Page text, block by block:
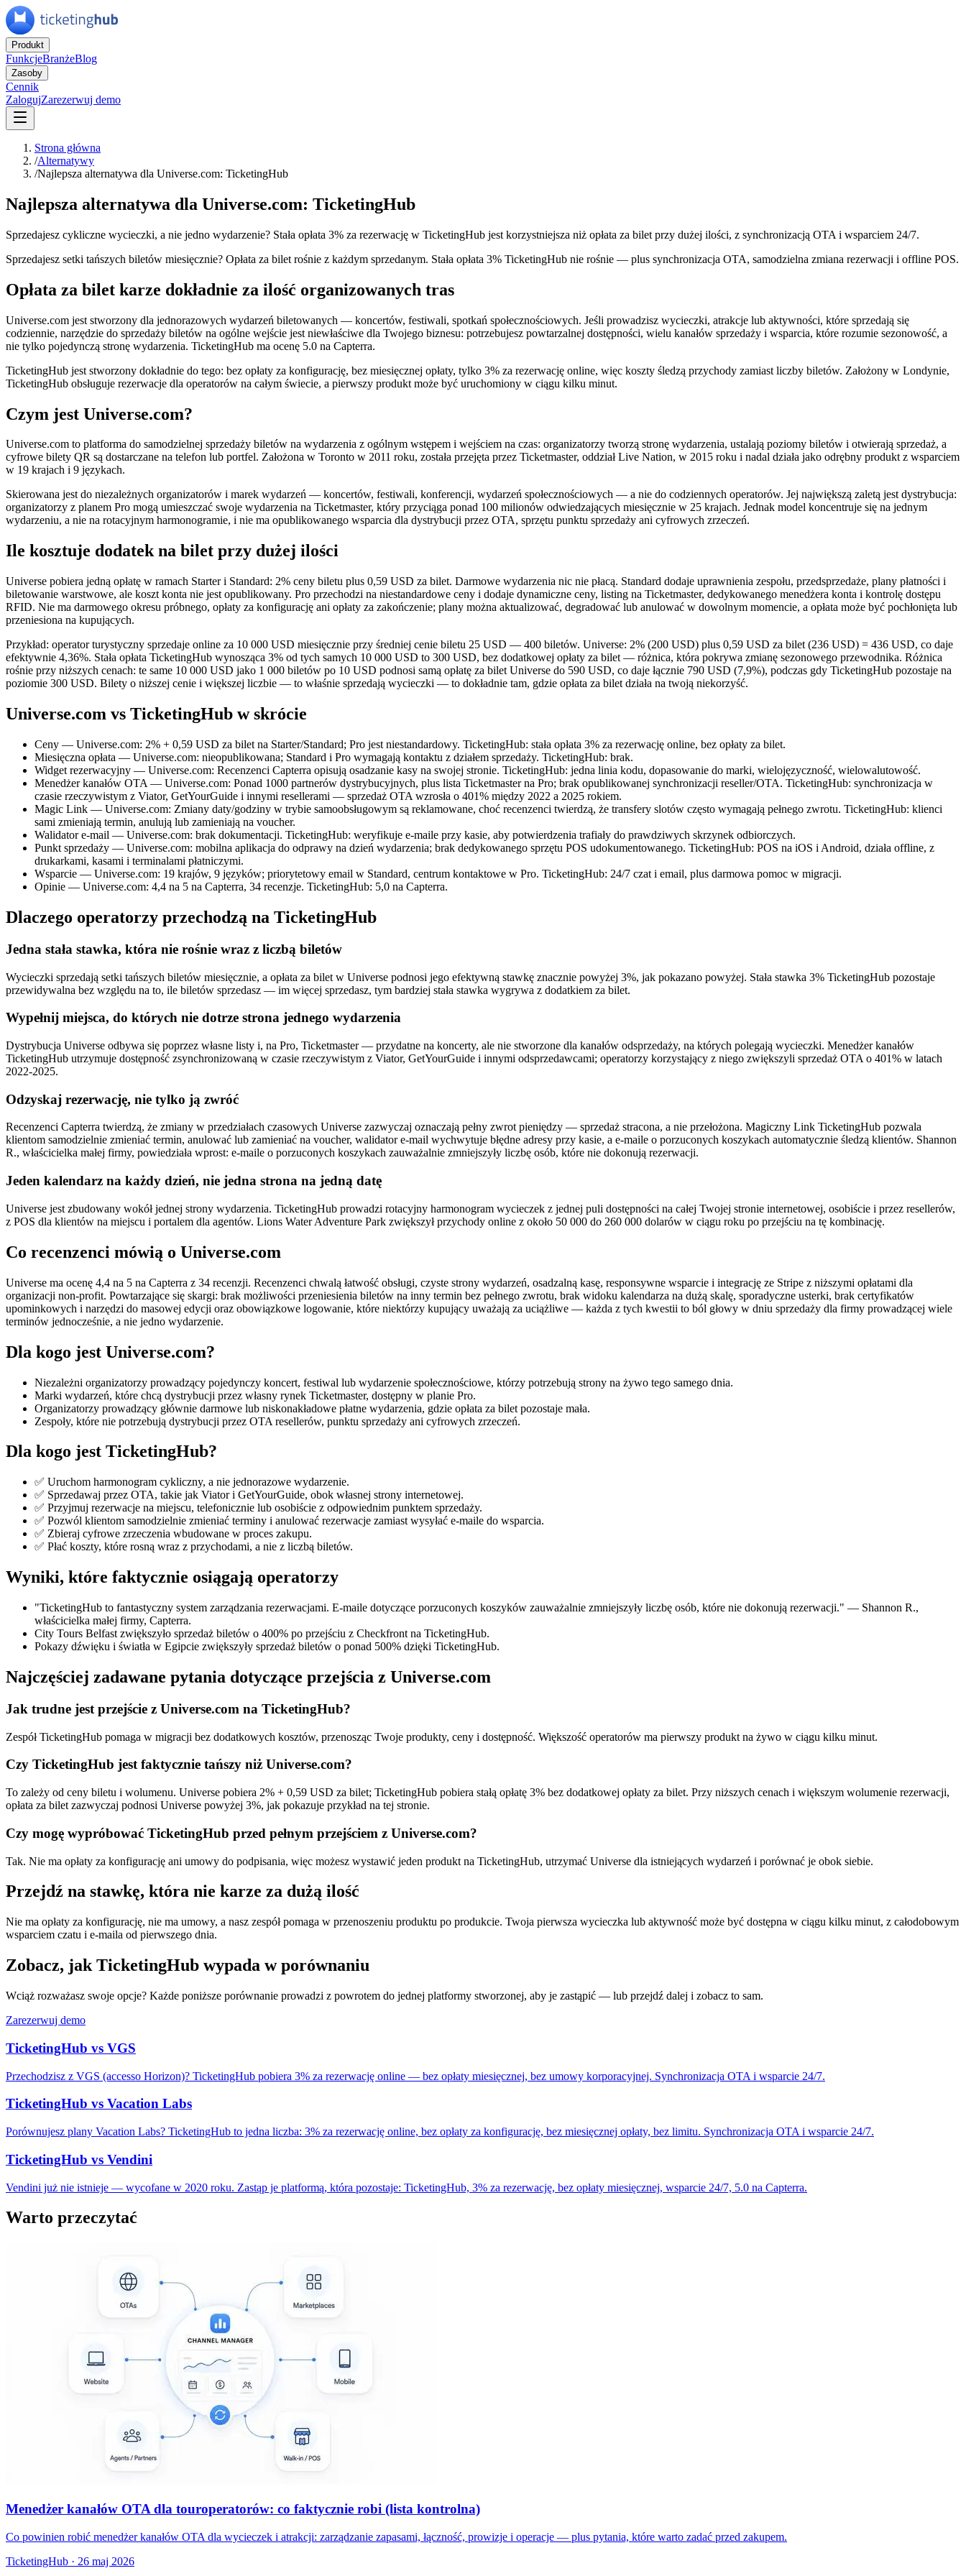
Produkt
FunkcjeBranżeBlog
Zasoby
Cennik
ZalogujZarezerwuj demo
Strona główna
/Alternatywy
/Najlepsza alternatywa dla Universe.com: TicketingHub
Najlepsza alternatywa dla Universe.com: TicketingHub
Sprzedajesz cykliczne wycieczki, a nie jedno wydarzenie? Stała opłata 3% za rezerwację w TicketingHub jest korzystniejsza niż opłata za bilet przy dużej ilości, z synchronizacją OTA i wsparciem 24/7.
Sprzedajesz setki tańszych biletów miesięcznie? Opłata za bilet rośnie z każdym sprzedanym. Stała opłata 3% TicketingHub nie rośnie — plus synchronizacja OTA, samodzielna zmiana rezerwacji i offline POS.
Opłata za bilet karze dokładnie za ilość organizowanych tras
Universe.com jest stworzony dla jednorazowych wydarzeń biletowanych — koncertów, festiwali, spotkań społecznościowych. Jeśli prowadzisz wycieczki, atrakcje lub aktywności, które sprzedają się
codziennie, narzędzie do sprzedaży biletów na ogólne wejście jest niewłaściwe dla Twojego biznesu: potrzebujesz powtarzalnej dostępności, wielu kanałów sprzedaży i wsparcia, które rozumie sezonowość, a
nie tylko pojedynczą stronę wydarzenia. TicketingHub ma ocenę 5.0 na Capterra.
TicketingHub jest stworzony dokładnie do tego: bez opłaty za konfigurację, bez miesięcznej opłaty, tylko 3% za rezerwację online, więc koszty śledzą przychody zamiast liczby biletów. Założony w Londynie,
TicketingHub obsługuje rezerwacje dla operatorów na całym świecie, a pierwszy produkt może być uruchomiony w ciągu kilku minut.
Czym jest Universe.com?
Universe.com to platforma do samodzielnej sprzedaży biletów na wydarzenia z ogólnym wstępem i wejściem na czas: organizatorzy tworzą stronę wydarzenia, ustalają poziomy biletów i otwierają sprzedaż, a
cyfrowe bilety QR są dostarczane na telefon lub portfel. Założona w Toronto w 2011 roku, została przejęta przez Ticketmaster, oddział Live Nation, w 2015 roku i nadal działa jako odrębny produkt z wsparciem
w 19 krajach i 9 językach.
Skierowana jest do niezależnych organizatorów i marek wydarzeń — koncertów, festiwali, konferencji, wydarzeń społecznościowych — a nie do codziennych operatorów. Jej największą zaletą jest dystrybucja:
organizatorzy z planem Pro mogą umieszczać swoje wydarzenia na Ticketmaster, który przyciąga ponad 100 milionów odwiedzających miesięcznie w 25 krajach. Jednak model koncentruje się na jednym
wydarzeniu, a nie na rotacyjnym harmonogramie, i nie ma opublikowanego wsparcia dla dystrybucji przez OTA, sprzętu punktu sprzedaży ani cyfrowych zrzeczeń.
Ile kosztuje dodatek na bilet przy dużej ilości
Universe pobiera jedną opłatę w ramach Starter i Standard: 2% ceny biletu plus 0,59 USD za bilet. Darmowe wydarzenia nic nie płacą. Standard dodaje uprawnienia zespołu, przedsprzedaże, plany płatności i
biletowanie warstwowe, ale koszt konta nie jest opublikowany. Pro przechodzi na niestandardowe ceny i dodaje dynamiczne ceny, listing na Ticketmaster, dedykowanego menedżera konta i kontrolę dostępu
RFID. Nie ma darmowego okresu próbnego, opłaty za konfigurację ani opłaty za zakończenie; plany można aktualizować, degradować lub anulować w dowolnym momencie, a opłata może być pochłonięta lub
przeniesiona na kupujących.
Przykład: operator turystyczny sprzedaje online za 10 000 USD miesięcznie przy średniej cenie biletu 25 USD — 400 biletów. Universe: 2% (200 USD) plus 0,59 USD za bilet (236 USD) = 436 USD, co daje
efektywnie 4,36%. Stała opłata TicketingHub wynosząca 3% od tych samych 10 000 USD to 300 USD, bez dodatkowej opłaty za bilet — różnica, która pokrywa zmianę sezonowego przewodnika. Różnica
rośnie przy niższych cenach: te same 10 000 USD jako 1 000 biletów po 10 USD podnosi samą opłatę za bilet Universe do 590 USD, co daje łącznie 790 USD (7,9%), podczas gdy TicketingHub pozostaje na
poziomie 300 USD. Bilety o niższej cenie i większej liczbie — to właśnie sprzedają wycieczki — to dokładnie tam, gdzie opłata za bilet działa na twoją niekorzyść.
Universe.com vs TicketingHub w skrócie
Ceny — Universe.com: 2% + 0,59 USD za bilet na Starter/Standard; Pro jest niestandardowy. TicketingHub: stała opłata 3% za rezerwację online, bez opłaty za bilet.
Miesięczna opłata — Universe.com: nieopublikowana; Standard i Pro wymagają kontaktu z działem sprzedaży. TicketingHub: brak.
Widget rezerwacyjny — Universe.com: Recenzenci Capterra opisują osadzanie kasy na swojej stronie. TicketingHub: jedna linia kodu, dopasowanie do marki, wielojęzyczność, wielowalutowość.
Menedżer kanałów OTA — Universe.com: Ponad 1000 partnerów dystrybucyjnych, plus lista Ticketmaster na Pro; brak opublikowanej synchronizacji reseller/OTA. TicketingHub: synchronizacja w
czasie rzeczywistym z Viator, GetYourGuide i innymi resellerami — sprzedaż OTA wzrosła o 401% między 2022 a 2025 rokiem.
Magic Link — Universe.com: Zmiany daty/godziny w trybie samoobsługowym są reklamowane, choć recenzenci twierdzą, że transfery slotów często wymagają pełnego zwrotu. TicketingHub: klienci
sami zmieniają termin, anulują lub zamieniają na voucher.
Walidator e-mail — Universe.com: brak dokumentacji. TicketingHub: weryfikuje e-maile przy kasie, aby potwierdzenia trafiały do prawdziwych skrzynek odbiorczych.
Punkt sprzedaży — Universe.com: mobilna aplikacja do odprawy na dzień wydarzenia; brak dedykowanego sprzętu POS udokumentowanego. TicketingHub: POS na iOS i Android, działa offline, z
drukarkami, kasami i terminalami płatniczymi.
Wsparcie — Universe.com: 19 krajów, 9 języków; priorytetowy email w Standard, centrum kontaktowe w Pro. TicketingHub: 24/7 czat i email, plus darmowa pomoc w migracji.
Opinie — Universe.com: 4,4 na 5 na Capterra, 34 recenzje. TicketingHub: 5,0 na Capterra.
Dlaczego operatorzy przechodzą na TicketingHub
Jedna stała stawka, która nie rośnie wraz z liczbą biletów
Wycieczki sprzedają setki tańszych biletów miesięcznie, a opłata za bilet w Universe podnosi jego efektywną stawkę znacznie powyżej 3%, jak pokazano powyżej. Stała stawka 3% TicketingHub pozostaje
przewidywalna bez względu na to, ile biletów sprzedasz — im więcej sprzedasz, tym bardziej stała stawka wygrywa z dodatkiem za bilet.
Wypełnij miejsca, do których nie dotrze strona jednego wydarzenia
Dystrybucja Universe odbywa się poprzez własne listy i, na Pro, Ticketmaster — przydatne na koncerty, ale nie stworzone dla kanałów odsprzedaży, na których polegają wycieczki. Menedżer kanałów
TicketingHub utrzymuje dostępność zsynchronizowaną w czasie rzeczywistym z Viator, GetYourGuide i innymi odsprzedawcami; operatorzy korzystający z niego zwiększyli sprzedaż OTA o 401% w latach
2022-2025.
Odzyskaj rezerwację, nie tylko ją zwróć
Recenzenci Capterra twierdzą, że zmiany w przedziałach czasowych Universe zazwyczaj oznaczają pełny zwrot pieniędzy — sprzedaż stracona, a nie przełożona. Magiczny Link TicketingHub pozwala
klientom samodzielnie zmieniać termin, anulować lub zamieniać na voucher, walidator e-mail wychwytuje błędne adresy przy kasie, a e-maile o porzuconych koszykach automatycznie śledzą klientów. Shannon
R., właścicielka małej firmy, powiedziała wprost: e-maile o porzuconych koszykach zauważalnie zmniejszyły liczbę osób, które nie dokonują rezerwacji.
Jeden kalendarz na każdy dzień, nie jedna strona na jedną datę
Universe jest zbudowany wokół jednej strony wydarzenia. TicketingHub prowadzi rotacyjny harmonogram wycieczek z jednej puli dostępności na całej Twojej stronie internetowej, osobiście i przez resellerów,
z POS dla klientów na miejscu i portalem dla agentów. Lions Water Adventure Park zwiększył przychody online z około 50 000 do 260 000 dolarów w ciągu roku po przejściu na tę kombinację.
Co recenzenci mówią o Universe.com
Universe ma ocenę 4,4 na 5 na Capterra z 34 recenzji. Recenzenci chwalą łatwość obsługi, czyste strony wydarzeń, osadzalną kasę, responsywne wsparcie i integrację ze Stripe z niższymi opłatami dla
organizacji non-profit. Powtarzające się skargi: brak możliwości przeniesienia biletów na inny termin bez pełnego zwrotu, brak widoku kalendarza na dużą skalę, sporadyczne usterki, brak certyfikatów
upominkowych i narzędzi do masowej edycji oraz obowiązkowe logowanie, które niektórzy kupujący uważają za uciążliwe — każda z tych kwestii to ból głowy w dniu sprzedaży dla firmy prowadzącej wiele
terminów jednocześnie, a nie jedno wydarzenie.
Dla kogo jest Universe.com?
Niezależni organizatorzy prowadzący pojedynczy koncert, festiwal lub wydarzenie społecznościowe, którzy potrzebują strony na żywo tego samego dnia.
Marki wydarzeń, które chcą dystrybucji przez własny rynek Ticketmaster, dostępny w planie Pro.
Organizatorzy prowadzący głównie darmowe lub niskonakładowe płatne wydarzenia, gdzie opłata za bilet pozostaje mała.
Zespoły, które nie potrzebują dystrybucji przez OTA resellerów, punktu sprzedaży ani cyfrowych zrzeczeń.
Dla kogo jest TicketingHub?
✅ Uruchom harmonogram cykliczny, a nie jednorazowe wydarzenie.
✅ Sprzedawaj przez OTA, takie jak Viator i GetYourGuide, obok własnej strony internetowej.
✅ Przyjmuj rezerwacje na miejscu, telefonicznie lub osobiście z odpowiednim punktem sprzedaży.
✅ Pozwól klientom samodzielnie zmieniać terminy i anulować rezerwacje zamiast wysyłać e-maile do wsparcia.
✅ Zbieraj cyfrowe zrzeczenia wbudowane w proces zakupu.
✅ Płać koszty, które rosną wraz z przychodami, a nie z liczbą biletów.
Wyniki, które faktycznie osiągają operatorzy
"TicketingHub to fantastyczny system zarządzania rezerwacjami. E-maile dotyczące porzuconych koszyków zauważalnie zmniejszyły liczbę osób, które nie dokonują rezerwacji." — Shannon R.,
właścicielka małej firmy, Capterra.
City Tours Belfast zwiększyło sprzedaż biletów o 400% po przejściu z Checkfront na TicketingHub.
Pokazy dźwięku i światła w Egipcie zwiększyły sprzedaż biletów o ponad 500% dzięki TicketingHub.
Najczęściej zadawane pytania dotyczące przejścia z Universe.com
Jak trudne jest przejście z Universe.com na TicketingHub?
Zespół TicketingHub pomaga w migracji bez dodatkowych kosztów, przenosząc Twoje produkty, ceny i dostępność. Większość operatorów ma pierwszy produkt na żywo w ciągu kilku minut.
Czy TicketingHub jest faktycznie tańszy niż Universe.com?
To zależy od ceny biletu i wolumenu. Universe pobiera 2% + 0,59 USD za bilet; TicketingHub pobiera stałą opłatę 3% bez dodatkowej opłaty za bilet. Przy niższych cenach i większym wolumenie rezerwacji,
opłata za bilet zazwyczaj podnosi Universe powyżej 3%, jak pokazuje przykład na tej stronie.
Czy mogę wypróbować TicketingHub przed pełnym przejściem z Universe.com?
Tak. Nie ma opłaty za konfigurację ani umowy do podpisania, więc możesz wystawić jeden produkt na TicketingHub, utrzymać Universe dla istniejących wydarzeń i porównać je obok siebie.
Przejdź na stawkę, która nie karze za dużą ilość
Nie ma opłaty za konfigurację, nie ma umowy, a nasz zespół pomaga w przenoszeniu produktu po produkcie. Twoja pierwsza wycieczka lub aktywność może być dostępna w ciągu kilku minut, z całodobowym
wsparciem czatu i e-maila od pierwszego dnia.
Zobacz, jak TicketingHub wypada w porównaniu
Wciąż rozważasz swoje opcje? Każde poniższe porównanie prowadzi z powrotem do jednej platformy stworzonej, aby je zastąpić — lub przejdź dalej i zobacz to sam.
Zarezerwuj demo
TicketingHub vs VGS
Przechodzisz z VGS (accesso Horizon)? TicketingHub pobiera 3% za rezerwację online — bez opłaty miesięcznej, bez umowy korporacyjnej. Synchronizacja OTA i wsparcie 24/7.
TicketingHub vs Vacation Labs
Porównujesz plany Vacation Labs? TicketingHub to jedna liczba: 3% za rezerwację online, bez opłaty za konfigurację, bez miesięcznej opłaty, bez limitu. Synchronizacja OTA i wsparcie 24/7.
TicketingHub vs Vendini
Vendini już nie istnieje — wycofane w 2020 roku. Zastąp je platformą, która pozostaje: TicketingHub, 3% za rezerwację, bez opłaty miesięcznej, wsparcie 24/7, 5.0 na Capterra.
Warto przeczytać
Menedżer kanałów OTA dla touroperatorów: co faktycznie robi (lista kontrolna)
Co powinien robić menedżer kanałów OTA dla wycieczek i atrakcji: zarządzanie zapasami, łączność, prowizje i operacje — plus pytania, które warto zadać przed zakupem.
TicketingHub · 26 maj 2026